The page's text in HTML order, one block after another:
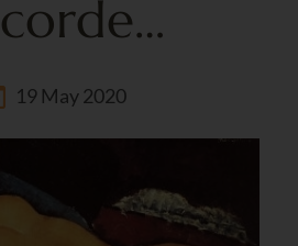
19 May 2020